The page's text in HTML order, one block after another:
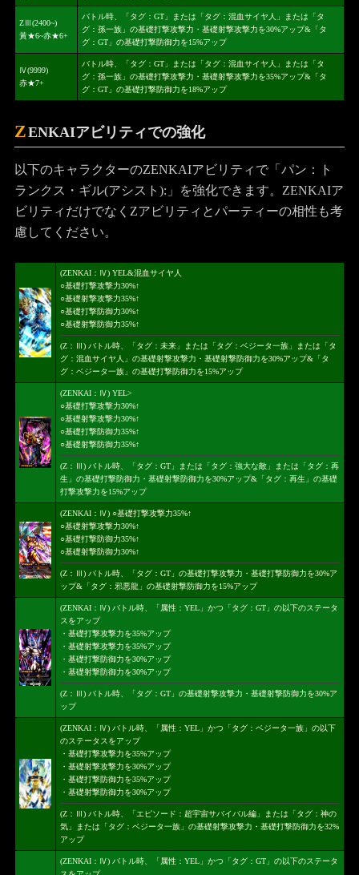
ZⅢ(2400~)
黃★6~赤★6+
バトル時、「タグ：GT」または「タグ：混血サイヤ人」または「タ
グ：孫一族」の基礎打撃攻撃力・基礎射撃攻撃力を30%アップ&「タ
グ：GT」の基礎打撃防御力を15%アップ
Ⅳ(9999)
赤★7+
バトル時、「タグ：GT」または「タグ：混血サイヤ人」または「タ
グ：孫一族」の基礎打撃攻撃力・基礎射撃攻撃力を35%アップ&「タ
グ：GT」の基礎打撃防御力を18%アップ
ZENKAIアビリティでの強化
以下のキャラクターのZENKAIアビリティで「パン：ト
ランクス・ギル(アシスト):」を強化できます。ZENKAIア
ビリティだけでなくZアビリティとパーティーの相性も考
慮してください。
(ZENKAI：Ⅳ) YEL&混血サイヤ人
○基礎打撃攻撃力30%↑
○基礎射撃攻撃力35%↑
○基礎打撃防御力30%↑
○基礎射撃防御力35%↑
(Z：Ⅲ) バトル時、「タグ：未来」または「タグ：ベジータ一族」または「タ
グ：混血サイヤ人」の基礎射撃攻撃力・基礎射撃防御力を30%アップ&「タ
グ：ベジータ一族」の基礎打撃防御力を15%アップ
(ZENKAI：Ⅳ) YEL>
○基礎打撃攻撃力30%↑
○基礎射撃攻撃力30%↑
○基礎打撃防御力35%↑
○基礎射撃防御力35%↑
(Z：Ⅲ) バトル時、「タグ：GT」または「タグ：強大な敵」または「タグ：再
生」の基礎打撃防御力・基礎射撃防御力を30%アップ&「タグ：再生」の基礎
打撃攻撃力を15%アップ
(ZENKAI：Ⅳ) ○基礎打撃攻撃力35%↑
○基礎射撃攻撃力30%↑
○基礎打撃防御力35%↑
○基礎射撃防御力30%↑
(Z：Ⅲ) バトル時、「タグ：GT」の基礎打撃攻撃力・基礎打撃防御力を30%ア
ップ&「タグ：邪悪龍」の基礎射撃防御力を15%アップ
(ZENKAI：Ⅳ) バトル時、「属性：YEL」かつ「タグ：GT」の以下のステータ
スをアップ
・基礎打撃攻撃力を35%アップ
・基礎射撃攻撃力を35%アップ
・基礎打撃防御力を30%アップ
・基礎射撃防御力を30%アップ
(Z：Ⅲ) バトル時、「タグ：GT」の基礎射撃攻撃力・基礎射撃防御力を30%ア
ップ
(ZENKAI：Ⅳ) バトル時、「属性：YEL」かつ「タグ：ベジータ一族」の以下
のステータスをアップ
・基礎打撃攻撃力を35%アップ
・基礎射撃攻撃力を30%アップ
・基礎打撃防御力を35%アップ
・基礎射撃防御力を30%アップ
(Z：Ⅲ) バトル時、「エピソード：超宇宙サバイバル編」または「タグ：神の
気」または「タグ：ベジータ一族」の基礎射撃攻撃力・基礎打撃防御力を32%
アップ
(ZENKAI：Ⅳ) バトル時、「属性：YEL」かつ「タグ：GT」の以下のステータ